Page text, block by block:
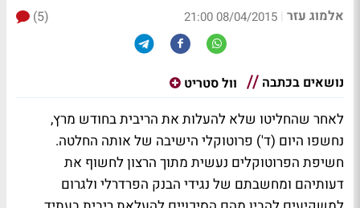
אלמוג עזר |
08/04/2015 21:00
(5)
נושאים בכתבה וול סטריט
לאחר שהחליטו שלא להעלות את הריבית בחודש מרץ,
נחשפו היום (ד') פרוטוקלי הישיבה של אותה החלטה.
חשיפת הפרוטוקלים נעשית מתוך הרצון לחשוף את
דעותיהם ומחשבתם של נגידי הבנק הפרדרלי ולגרום